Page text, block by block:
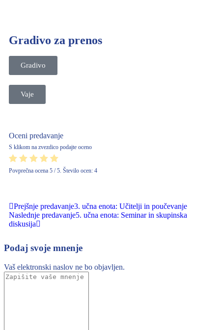
Gradivo za prenos
Gradivo
Vaje
Oceni predavanje
S klikom na zvezdico podajte oceno
Povprečna ocena 5 / 5. Število ocen: 4
Prejšnje predavanje3. učna enota: Učitelji in poučevanje
Naslednje predavanje5. učna enota: Seminar in skupinska
diskusija
Podaj svoje mnenje
Vaš elektronski naslov ne bo objavljen.